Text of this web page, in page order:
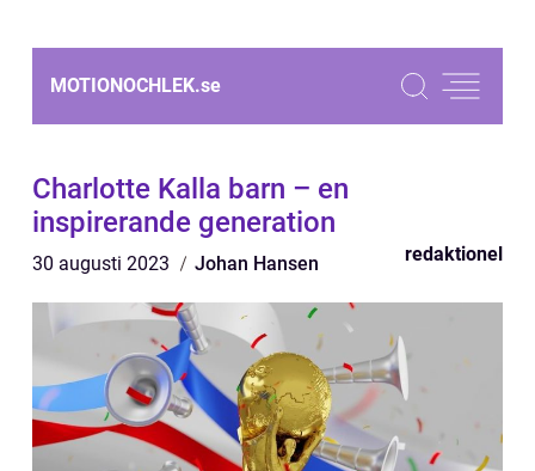
MOTIONOCHLEK.se
Charlotte Kalla barn – en
inspirerande generation
30 augusti 2023 Johan Hansen redaktionel